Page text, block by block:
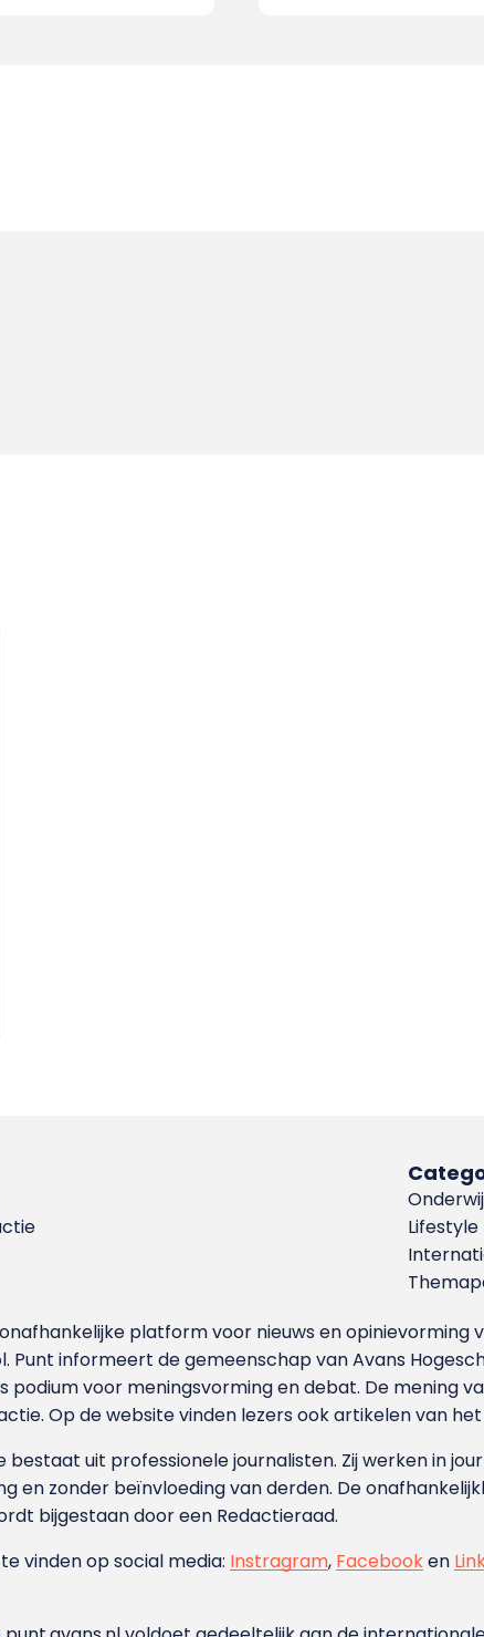
Lifestyle
platform voor nieuws en
Punt informeert de gemeenschap van Avans
podium voor meningsvorming en debat. De mening
Op de website vinden lezers ook artikelen van
bestaat uit professionele journalisten. Zij werken in
en zonder beïnvloeding van derden. De
bijgestaan door een Redactieraad.
vinden op social media: Instragram, Facebooken